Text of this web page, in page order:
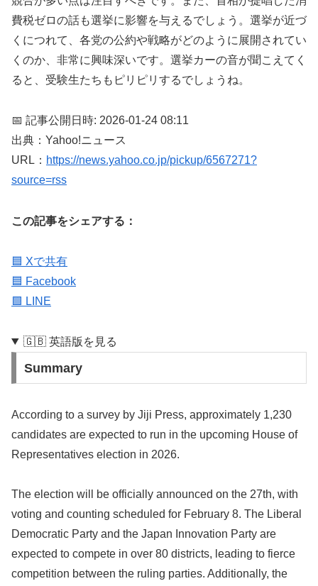
費税ゼロの話も選挙に影響を与えるでしょう。選挙が近づ
くにつれて、各党の公約や戦略がどのように展開されてい
くのか、非常に興味深いです。選挙カーの音が聞こえてく
ると、受験生たちもピリピリするでしょうね。
📅 記事公開日時: 2026-01-24 08:11
出典：Yahoo!ニュース
URL： https://news.yahoo.co.jp/pickup/6567271?
source=rss
この記事をシェアする：
🟦 Xで共有
🟦 Facebook
🟩 LINE
🇬🇧 英語版を見る
Summary
According to a survey by Jiji Press, approximately 1,230
candidates are expected to run in the upcoming House of
Representatives election in 2026.
The election will be officially announced on the 27th, with
voting and counting scheduled for February 8. The Liberal
Democratic Party and the Japan Innovation Party are
expected to compete in over 80 districts, leading to fierce
competition between the ruling parties. Additionally, the